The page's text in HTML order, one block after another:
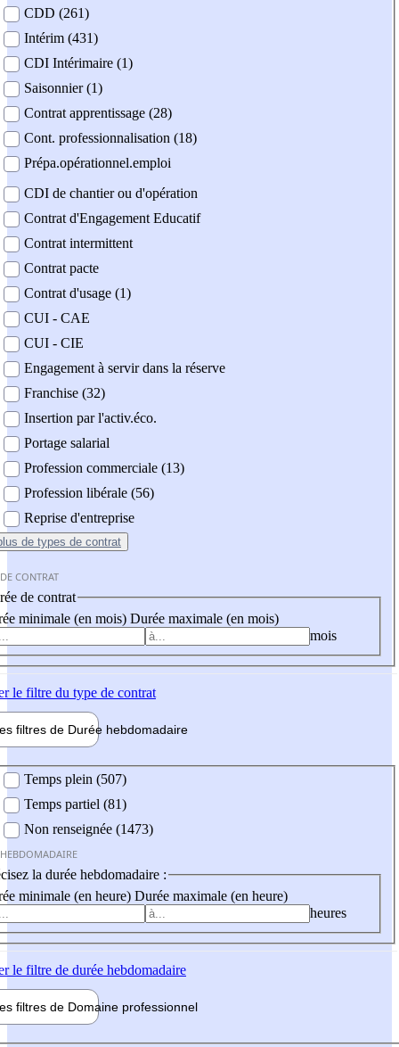
CDD (261)
Intérim (431)
CDI Intérimaire (1)
Saisonnier (1)
Contrat apprentissage (28)
Cont. professionnalisation (18)
Prépa.opérationnel.emploi
CDI de chantier ou d'opération
Contrat d'Engagement Educatif
Contrat intermittent
Contrat pacte
Contrat d'usage (1)
CUI - CAE
CUI - CIE
Engagement à servir dans la réserve
Franchise (32)
Insertion par l'activ.éco.
Portage salarial
Profession commerciale (13)
Profession libérale (56)
Reprise d'entreprise
de types de contrat
CONTRAT
de contrat
minimale (en mois) Durée maximale (en mois)
mois
le filtre du type de contrat
filtres de Durée hebdomadaire
Temps plein (507)
Temps partiel (81)
Non renseignée (1473)
la durée hebdomadaire :
minimale (en heure) Durée maximale (en heure)
heures
le filtre de durée hebdomadaire
filtres de Domaine professionnel